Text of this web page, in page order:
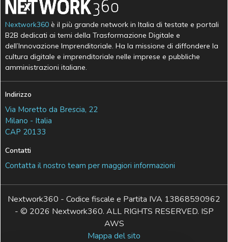
Nextwork360 è il più grande network in Italia di testate e portali
B2B dedicati ai temi della Trasformazione Digitale e
dell’Innovazione Imprenditoriale. Ha la missione di diffondere la
cultura digitale e imprenditoriale nelle imprese e pubbliche
amministrazioni italiane.
Indirizzo
Via Moretto da Brescia, 22
Milano - Italia
CAP 20133
Contatti
Contatta il nostro team per maggiori informazioni
Nextwork360 - Codice fiscale e Partita IVA 13868590962
- © 2026 Nextwork360. ALL RIGHTS RESERVED. ISP
AWS
Mappa del sito